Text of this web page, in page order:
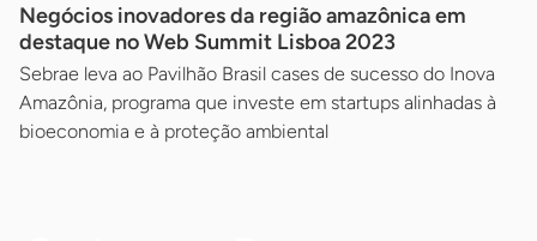
Negócios inovadores da região amazônica em
destaque no Web Summit Lisboa 2023
Sebrae leva ao Pavilhão Brasil cases de sucesso do Inova
Amazônia, programa que investe em startups alinhadas à
bioeconomia e à proteção ambiental